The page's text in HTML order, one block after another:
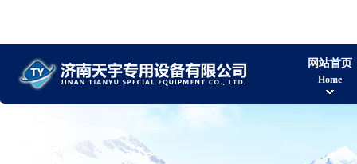
网站首页
Home